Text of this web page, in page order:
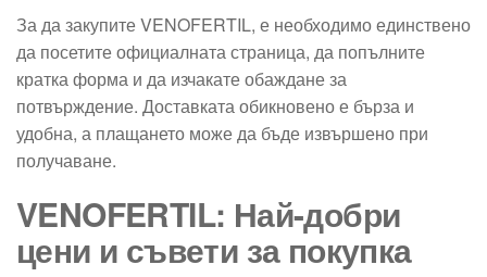
За да закупите VENOFERTIL, е необходимо единствено
да посетите официалната страница, да попълните
кратка форма и да изчакате обаждане за
потвърждение. Доставката обикновено е бърза и
удобна, а плащането може да бъде извършено при
получаване.
VENOFERTIL: Най-добри
цени и съвети за покупка